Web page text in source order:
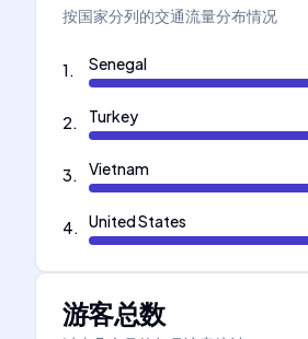
按国家分列的交通流量分布情况
1. Senegal
2. Turkey
3. Vietnam
4. United States
游客总数